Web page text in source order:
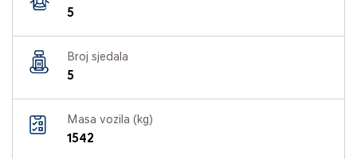
5
Broj sjedala
5
Masa vozila (kg)
1542